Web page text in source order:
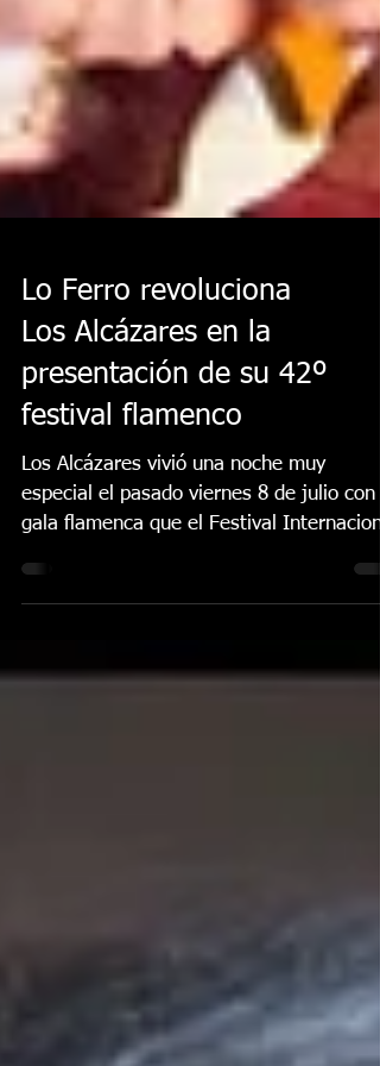
Lo Ferro revoluciona
Los Alcázares en la
presentación de su 42º
festival flamenco
especial el pasado viernes 8 de julio con
gala flamenca que el Festival